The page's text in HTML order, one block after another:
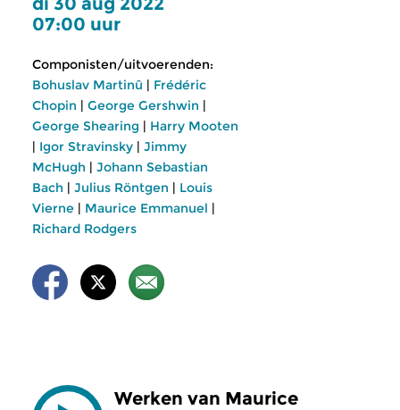
07:00 uur
Componisten/uitvoerenden:
Bohuslav Martinû | Frédéric
Chopin | George Gershwin |
George Shearing | Harry Mooten
| Igor Stravinsky | Jimmy
McHugh | Johann Sebastian
Bach | Julius Röntgen | Louis
Vierne | Maurice Emmanuel |
Richard Rodgers
Werken van Maurice